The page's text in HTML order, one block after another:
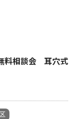
料相談会 耳穴式